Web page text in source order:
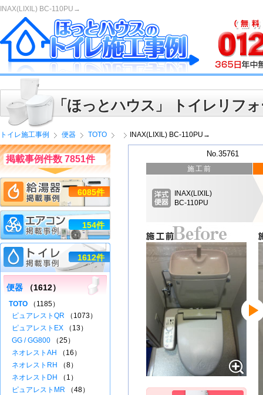
INAX(LIXIL) BC-110PU→
「ほっとハウス」 トイレリフ
トイレ施工事例 便器 TOTO INAX(LIXIL) BC-110PU→
No.35761
施工前
INAX(LIXIL)
BC-110PU
掲載事例件数 7851件
6085件
154件
1612件
便器 （1612）
TOTO （1185）
ピュアレストQR （1073）
ピュアレストEX （13）
GG / GG800 （25）
ネオレストAH
（16）
ネオレストRH
（8）
ネオレストDH
（1）
ピュアレストMR （48）